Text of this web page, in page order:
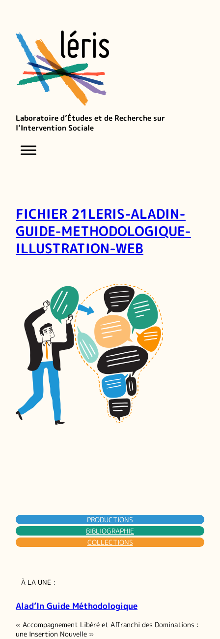
Laboratoire d’Études et de Recherche sur
l’Intervention Sociale
FICHIER 21LERIS-ALADIN-
GUIDE-METHODOLOGIQUE-
ILLUSTRATION-WEB
PRODUCTIONS
BIBLIOGRAPHIE
COLLECTIONS
À LA UNE :
Alad’In Guide Méthodologique
« Accompagnement Libéré et Affranchi des Dominations :
une Insertion Nouvelle »